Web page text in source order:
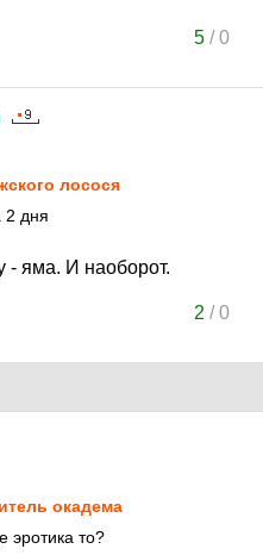
5/0
лосося
2 дня
- яма. И наоборот.
2 /0
окадема
эротика то?